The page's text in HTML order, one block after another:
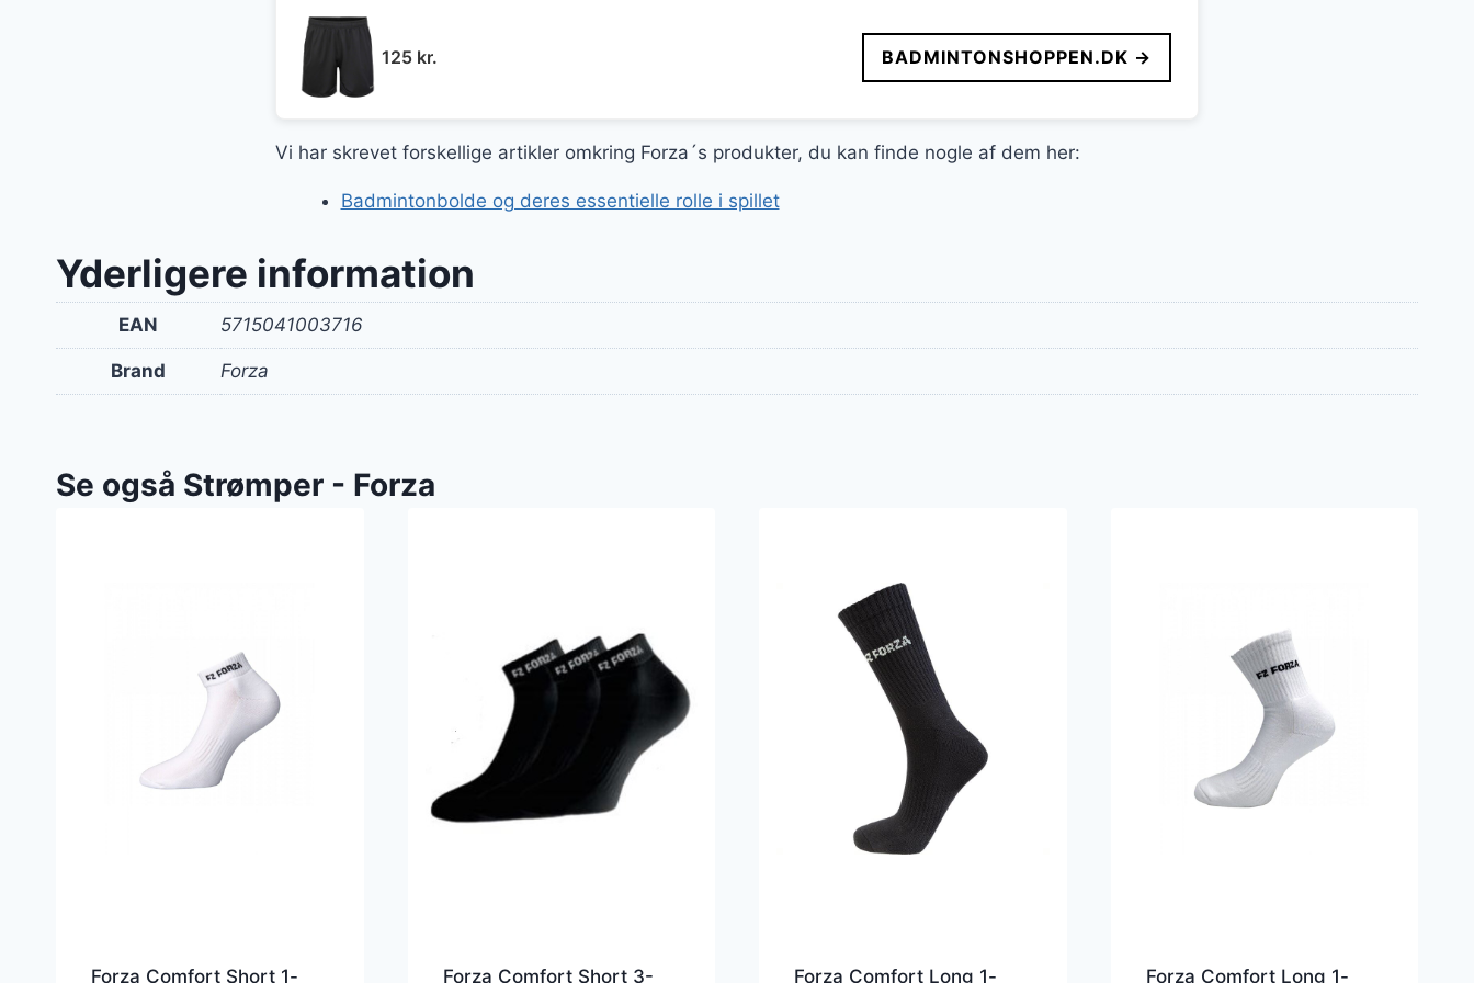
125 kr. BADMINTONSHOPPEN.DK →
Vi har skrevet forskellige artikler omkring Forza´s produkter, du kan finde nogle af dem her:
Badmintonbolde og deres essentielle rolle i spillet
Yderligere information
EAN 5715041003716
Brand Forza
Se også Strømper - Forza
Forza Comfort Short 1- Forza Comfort Short 3- Forza Comfort Long 1- Forza Comfort Long 1-